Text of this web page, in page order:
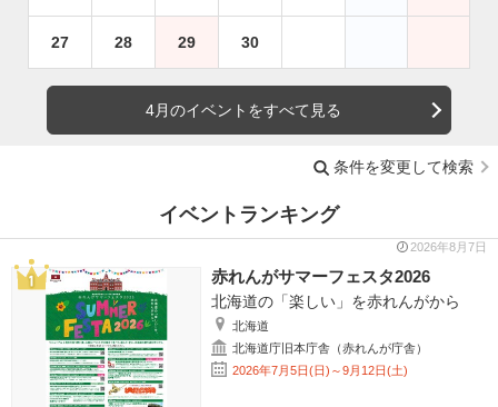
27 28 29 30
4月のイベントをすべて見る
条件を変更して検索
イベントランキング
2026年8月7日
赤れんがサマーフェスタ2026
北海道の「楽しい」を赤れんがから
北海道
北海道庁旧本庁舎（赤れんが庁舎）
2026年7月5日(日)～9月12日(土)